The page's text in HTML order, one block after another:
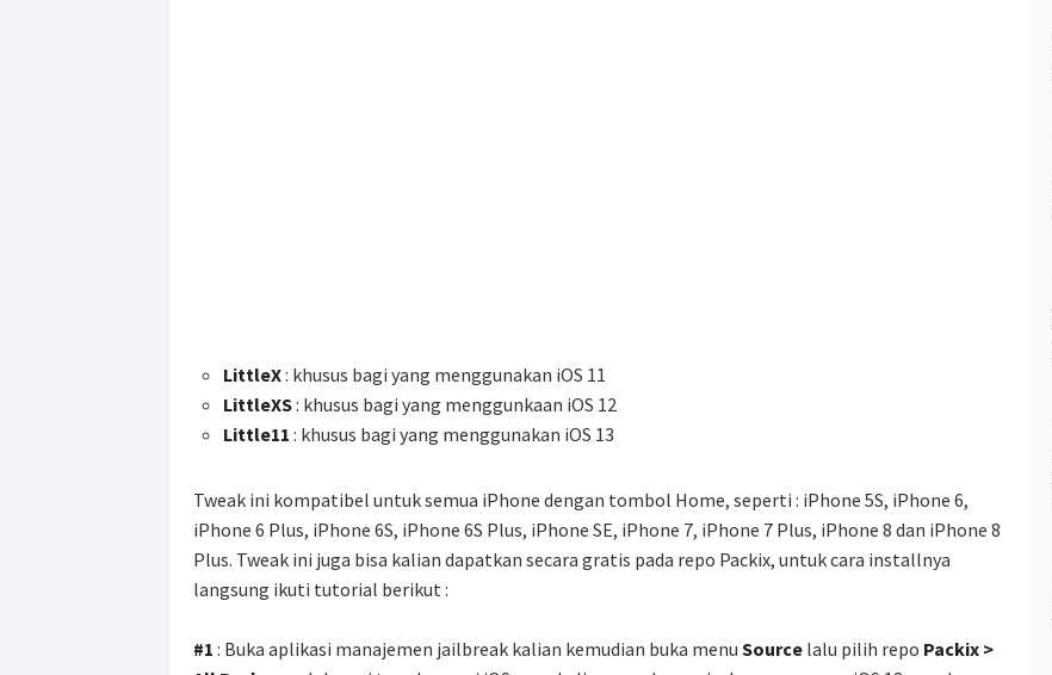
LittleX: khusus bagi yang menggunakan iOS 11
LittleXS: khusus bagi yang menggunkaan iOS 12
Little11 : khusus bagi yang menggunakan iOS 13
Tweak ini kompatibel untuk semua iPhone dengan tombol Home, seperti : iPhone 5S, iPhone 6,
iPhone 6 Plus, iPhone 6S, iPhone 6S Plus, iPhone SE, iPhone 7, iPhone 7 Plus, iPhone 8 dan iPhone 8
Plus. Tweak ini juga bisa kalian dapatkan secara gratis pada repo Packix, untuk cara installnya
langsung ikuti tutorial berikut :
#1 : Buka aplikasi manajemen jailbreak kalian kemudian buka menu Source lalu pilih repo Packix >